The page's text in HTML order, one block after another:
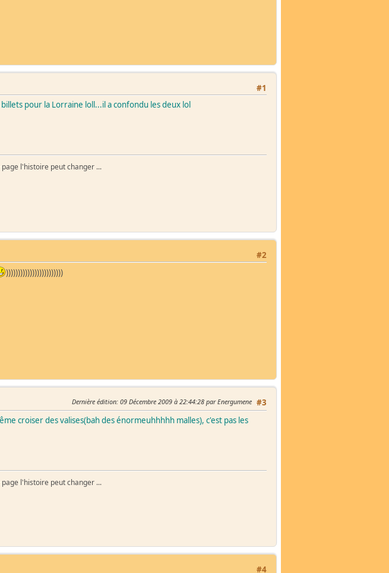
#1
pour la Lorraine loll...il a confondu les deux lol
l'histoire peut changer ...
#2
))))))))))))))))))))))))
#3
Dernière édition: 09 Décembre 2009 à 22:44:28 par Energumene
croiser des valises(bah des énormeuhhhhh malles), c'est pas les
l'histoire peut changer ...
#4